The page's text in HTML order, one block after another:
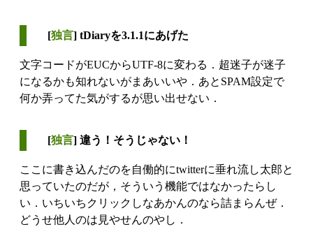
[独言] tDiaryを3.1.1にあげた
文字コードがEUCからUTF-8に変わる．超迷子が迷子
になるかも知れないがまあいいや．あとSPAM設定で
何か弄ってた気がするが思い出せない．
[独言] 違う！そうじゃない！
ここに書き込んだのを自働的にtwitterに垂れ流し太郎と
思っていたのだが，そういう機能ではなかったらし
い．いちいちクリックしなあかんのなら詰まらんぜ．
どうせ他人のは見やせんのやし．